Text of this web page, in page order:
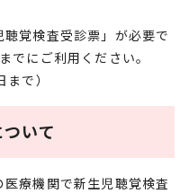
覚検査受診票」が必要で
でにご利用ください。
で）
いて
療機関で新生児聴覚検査